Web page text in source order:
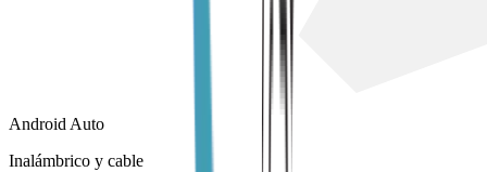
Android Auto
Inalámbrico y cable